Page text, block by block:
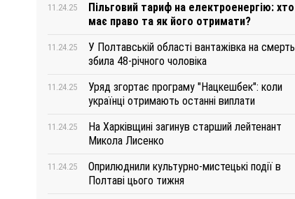
11.24.25
Пільговий тариф на електроенергію: хто
має право та як його отримати?
11.24.25
У Полтавській області вантажівка на смерть
збила 48-річного чоловіка
11.24.25
Уряд згортає програму "Нацкешбек": коли
українці отримають останні виплати
11.24.25
На Харківщині загинув старший лейтенант
Микола Лисенко
11.24.25
Оприлюднили культурно-мистецькі події в
Полтаві цього тижня